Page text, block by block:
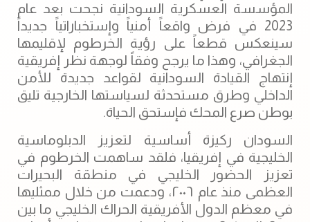
المؤسسة العسكرية السودانية نجحت بعد عام
2023 في فرض واقعاً أمنياً وإستخباراتياً جديداً
سينعكس قطعاً على رؤية الخرطوم لإقليمها
الجغرافي، وهذا ما يرجح وفقاً لوجهة نظر إفريقية
إنتهاج القيادة السودانية لقواعد جديدة للأمن
الداخلي وطرق مستحدثة لسياستها الخارجية تليق
بوطن صرع المحك فإستحق الحياة.
السودان ركيزة أساسية لتعزيز الدبلوماسية
الخليجية في إفريقيا، فلقد ساهمت الخرطوم في
تعزيز الحضور الخليجي في منطقة البحيرات
العظمى منذ عام ٢٠٠٦، ودعمت من خلال ممثليها
في معظم الدول الأفريقية الحراك الخليجي ما بين